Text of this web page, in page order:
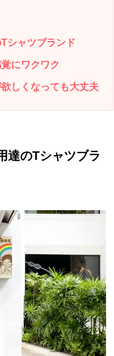
シャツブランド
にワクワク
しくなっても大丈夫
達のTシャツブラ